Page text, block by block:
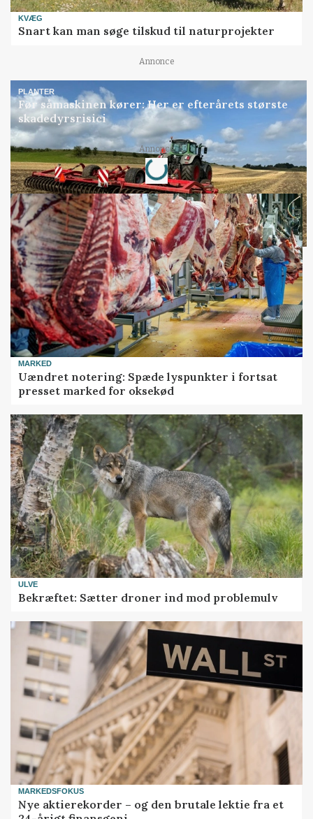
KVÆG
Snart kan man søge tilskud til naturprojekter
Annonce
PLANTER
Før såmaskinen kører: Her er efterårets største
skadedyrsrisici
Annonce
Loading...
MARKED
Uændret notering: Spæde lyspunkter i fortsat
presset marked for oksekød
ULVE
Bekræftet: Sætter droner ind mod problemulv
MARKEDSFOKUS
Nye aktierekorder – og den brutale lektie fra et